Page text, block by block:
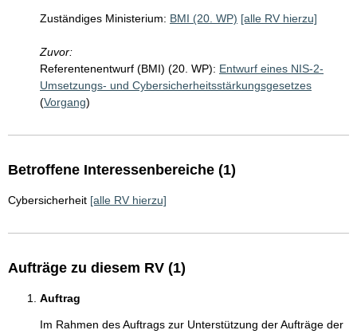
Zuständiges Ministerium: BMI (20. WP) [alle RV hierzu]
Zuvor:
Referentenentwurf (BMI) (20. WP): Entwurf eines NIS-2-
Umsetzungs- und Cybersicherheitsstärkungsgesetzes
(Vorgang)
Betroffene Interessenbereiche (1)
Cybersicherheit [alle RV hierzu]
Aufträge zu diesem RV (1)
Auftrag
Im Rahmen des Auftrags zur Unterstützung der Aufträge der